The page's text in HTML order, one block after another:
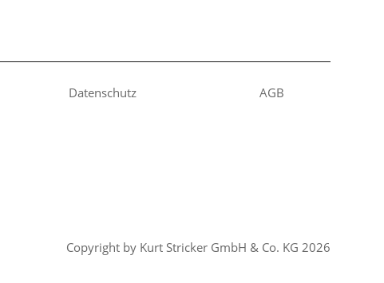
Datenschutz AGB
Copyright by Kurt Stricker GmbH & Co. KG 2026